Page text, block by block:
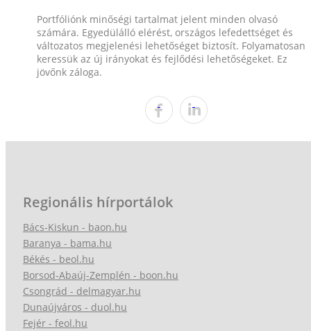
Portfóliónk minőségi tartalmat jelent minden olvasó
számára. Egyedülálló elérést, országos lefedettséget és
változatos megjelenési lehetőséget biztosít. Folyamatosan
keressük az új irányokat és fejlődési lehetőségeket. Ez
jövőnk záloga.
Regionális hírportálok
Bács-Kiskun - baon.hu
Baranya - bama.hu
Békés - beol.hu
Borsod-Abaúj-Zemplén - boon.hu
Csongrád - delmagyar.hu
Dunaújváros - duol.hu
Fejér - feol.hu